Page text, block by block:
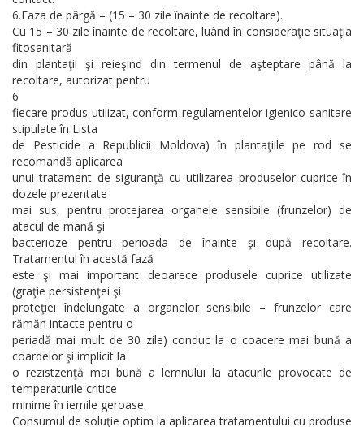
6.Faza de pârgă – (15 – 30 zile înainte de recoltare).
Cu 15 – 30 zile înainte de recoltare, luând în consideraţie situaţia
fitosanitară
din plantaţii şi reieşind din termenul de aşteptare până la
recoltare, autorizat pentru
6
fiecare produs utilizat, conform regulamentelor igienico-sanitare
stipulate în Lista
de Pesticide a Republicii Moldova) în plantaţiile pe rod se
recomandă aplicarea
unui tratament de siguranţă cu utilizarea produselor cuprice în
dozele prezentate
mai sus, pentru protejarea organele sensibile (frunzelor) de
atacul de mană şi
bacterioze pentru perioada de înainte şi după recoltare.
Tratamentul în acestă fază
este şi mai important deoarece produsele cuprice utilizate
(graţie persistenţei şi
proteţiei îndelungate a organelor sensibile – frunzelor care
rămăn intacte pentru o
periadă mai mult de 30 zile) conduc la o coacere mai bună a
coardelor şi implicit la
o rezistzenţă mai bună a lemnului la atacurile provocate de
temperaturile critice
minime în iernile geroase.
Consumul de soluţie optim la aplicarea tratamentului cu produse